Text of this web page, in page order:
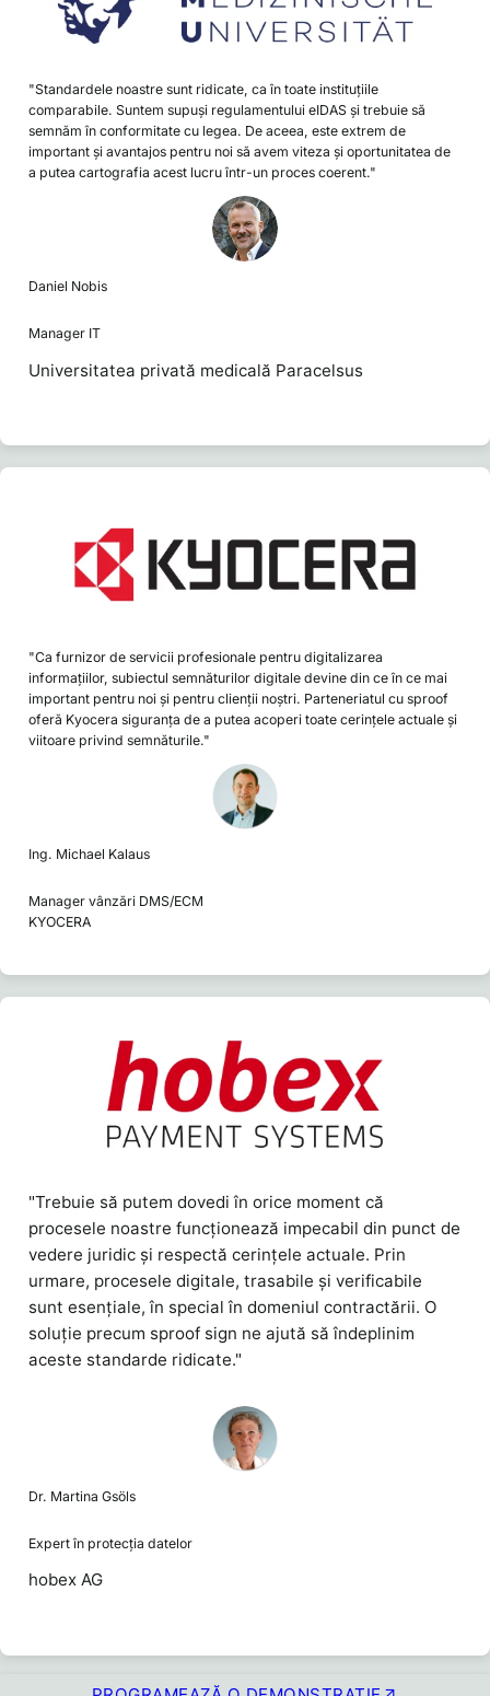
"Standardele noastre sunt ridicate, ca în toate instituțiile
comparabile. Suntem supuși regulamentului eIDAS și trebuie să
semnăm în conformitate cu legea. De aceea, este extrem de
important și avantajos pentru noi să avem viteza și oportunitatea de
a putea cartografia acest lucru într-un proces coerent."
Daniel Nobis
Manager IT
Universitatea privată medicală Paracelsus
"Ca furnizor de servicii profesionale pentru digitalizarea
informațiilor, subiectul semnăturilor digitale devine din ce în ce mai
important pentru noi și pentru clienții noștri. Parteneriatul cu sproof
oferă Kyocera siguranța de a putea acoperi toate cerințele actuale și
viitoare privind semnăturile."
Ing. Michael Kalaus
Manager vânzări DMS/ECM
KYOCERA
"Trebuie să putem dovedi în orice moment că
procesele noastre funcționează impecabil din punct de
vedere juridic și respectă cerințele actuale. Prin
urmare, procesele digitale, trasabile și verificabile
sunt esențiale, în special în domeniul contractării. O
soluție precum sproof sign ne ajută să îndeplinim
aceste standarde ridicate."
Dr. Martina Gsöls
Expert în protecția datelor
hobex AG